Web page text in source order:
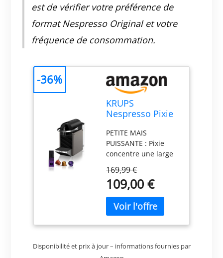
est de vérifier votre préférence de
format Nespresso Original et votre
fréquence de consommation.
KRUPS
Nespresso Pixie
à café Compacte
& Kit de
bienvenue
PETITE MAIS
PUISSANTE : Pixie
concentre une large
fonctionnalités au
coeur d'une machine
étonnamment
compacte et design 2
LONGUEURS DE
TASSE : choisissez
un lungo STYLE
169,99 €
109,00 €
-36%
Disponibilité et prix à jour – informations fournies par